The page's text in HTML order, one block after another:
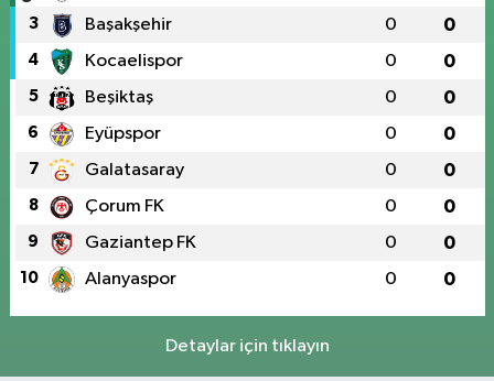
3 Başakşehir 0 0
4 Kocaelispor 0 0
5 Beşiktaş 0 0
6 Eyüpspor 0 0
7 Galatasaray 0 0
8 Çorum FK 0 0
9 Gaziantep FK 0 0
10 Alanyaspor 0 0
Detaylar için tıklayın